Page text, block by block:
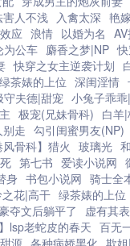
人不浅 入禽太深 艳
应 浪情 以婚为名
为公车 麝香之梦|NP
快穿之女主逆袭计划
绿茶婊的上位 深闺淫情
守夫德|甜宠 小兔子乖
极宠(兄妹骨科) 白羊
走 勾引闺蜜男友(NP)
风骨科】猎火 玻璃光
第七书 爱读小说网
身 书包小说网 骑士全
花|高干 绿茶婊的上位
夺文后躺平了 虚有其
lsp老蛇皮的春天 百无
甜源 各种病娇黑化 欺